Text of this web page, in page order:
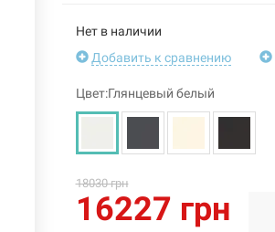
Нет в наличии
Добавить к сравнению
Цвет:Глянцевый белый
18030 грн
16227 грн